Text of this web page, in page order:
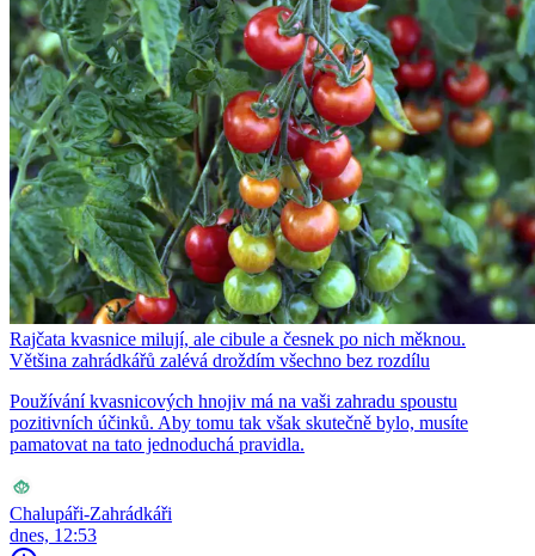
Rajčata kvasnice milují, ale cibule a česnek po nich měknou.
Většina zahrádkářů zalévá droždím všechno bez rozdílu
Používání kvasnicových hnojiv má na vaši zahradu spoustu
pozitivních účinků. Aby tomu tak však skutečně bylo, musíte
pamatovat na tato jednoduchá pravidla.
Chalupáři-Zahrádkáři
dnes, 12:53